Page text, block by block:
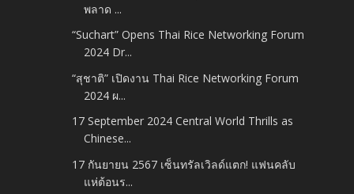
พลาด ...
“Suchart” Opens Thai Rice Networking Forum
2024 Dr...
“สุชาติ” เปิดงาน Thai Rice Networking Forum
2024 ผ...
17 September 2024 Central World Thrills as
Chinese...
17 กันยายน 2567 เซ็นทรัลเวิลด์แตก! แฟนคลับ
แห่ต้อนร...